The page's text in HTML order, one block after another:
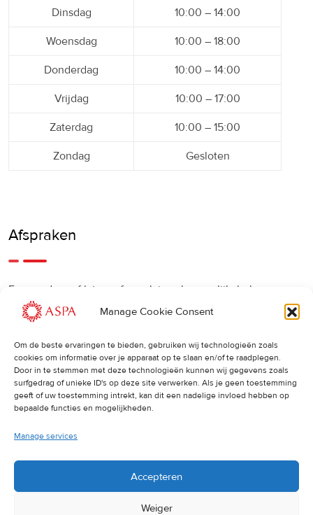
Manage Cookie Consent
Om de beste ervaringen te bieden, gebruiken wij technologieën zoals
cookies om informatie over je apparaat op te slaan en/of te raadplegen.
Door in te stemmen met deze technologieën kunnen wij gegevens zoals
surfgedrag of unieke ID's op deze site verwerken. Als je geen toestemming
geeft of uw toestemming intrekt, kan dit een nadelige invloed hebben op
bepaalde functies en mogelijkheden.
Manage services
Accepteren
Weiger
Dinsdag 10:00 – 14:00
Woensdag 10:00 – 18:00
Donderdag 10:00 – 14:00
Vrijdag 10:00 – 17:00
Zaterdag 10:00 – 15:00
Zondag Gesloten
Afspraken
Een eerdere of latere afspraak is ook mogelijk, bel ons
gerust.
Cancellations:
Indien u een afspraak wilt wijzigen of annuleren, vragen wij
u dit 24 uur van tevoren door te geven. Anders worden de